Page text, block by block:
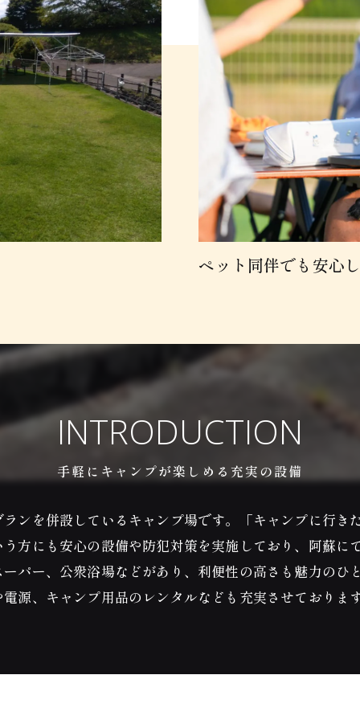
ペット同伴でも安心
手軽にキャンプが楽しめる充実の設備
INTRODUCTION
ンを併設しているキャンプ場です。「キャンプに行
方にも安心の設備や防犯対策を実施しており、阿蘇
パー、公衆浴場などがあり、利便性の高さも魅力の
源、キャンプ用品のレンタルなども充実させておりま